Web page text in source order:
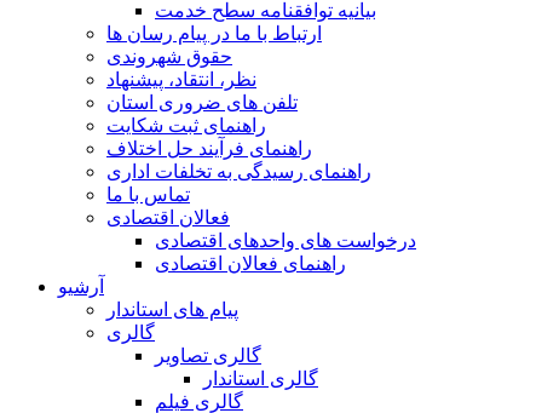
بیانیه توافقنامه سطح خدمت
ارتباط با ما در پیام رسان ها
حقوق شهروندی
نظر، انتقاد، پیشنهاد
تلفن های ضروری استان
راهنمای ثبت شکایت
راهنمای فرآیند حل اختلاف
راهنمای رسیدگی به تخلفات اداری
تماس با ما
فعالان اقتصادی
درخواست های واحدهای اقتصادی
راهنمای فعالان اقتصادی
آرشیو
پیام های استاندار
گالری
گالری تصاویر
گالری استاندار
گالری فیلم